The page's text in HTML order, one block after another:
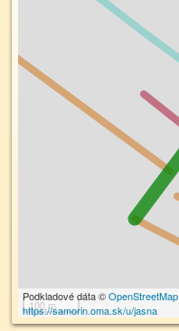
100 m
Podkladové dáta ©OpenStreetMap
https://samorin.oma.sk/u/jasna